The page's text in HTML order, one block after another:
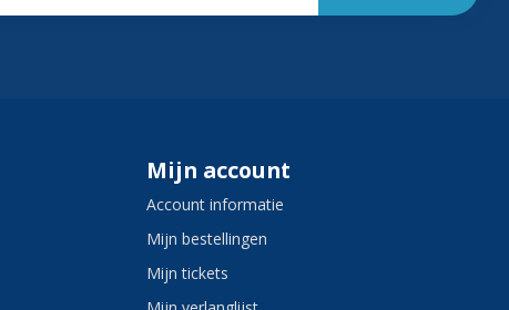
Mijn account
Account informatie
Mijn bestellingen
Mijn tickets